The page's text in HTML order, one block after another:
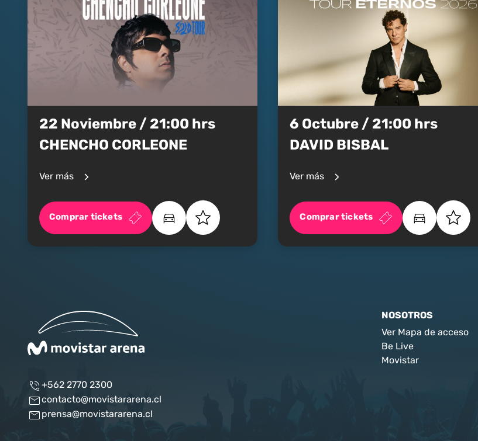
22 Noviembre / 21:00 hrs
CHENCHO CORLEONE
Ver más
Comprar tickets
6 Octubre / 21:00 hrs
DAVID BISBAL
Ver más
Comprar tickets
+562 2770 2300
contacto@movistararena.cl
prensa@movistararena.cl
NOSOTROS
Ver Mapa de acceso
Be Live
Movistar